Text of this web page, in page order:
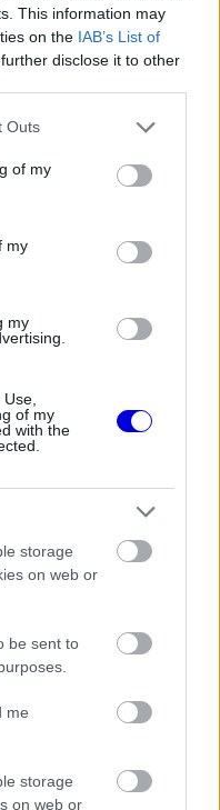
This information may
on the IAB’s List of
disclose it to other
one or more Google
You may click to
its third-party tags to
in below Google
Outs
of my
my
my
of my
with the
storage
on web or
be sent to
me
storage
on web or
nem volt elég,
be, mivel a brit
leszakította a
Leclerc-t.
döntést hozott az
F1-ben
a Ferrarinak
adnia
mélyül a válság a